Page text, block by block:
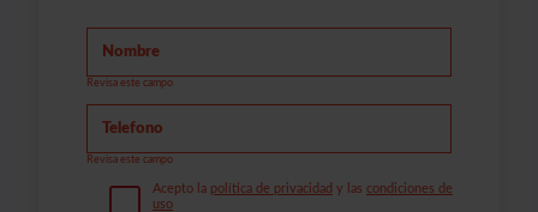
Revisa este campo
Revisa este campo
Acepto la política de privacidad y las condiciones de
uso